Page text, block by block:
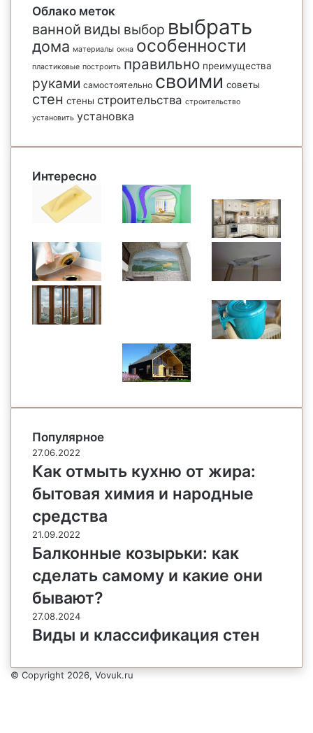
Облако меток
ванной виды выбор выбрать
дома материалы окна особенности
пластиковые построить правильно преимущества
руками самостоятельно своими советы
стен стены строительства строительство
установить установка
Интересно
Популярное
27.06.2022
Как отмыть кухню от жира:
бытовая химия и народные
средства
21.09.2022
Балконные козырьки: как
сделать самому и какие они
бывают?
27.08.2024
Виды и классификация стен
© Copyright 2026, Vovuk.ru